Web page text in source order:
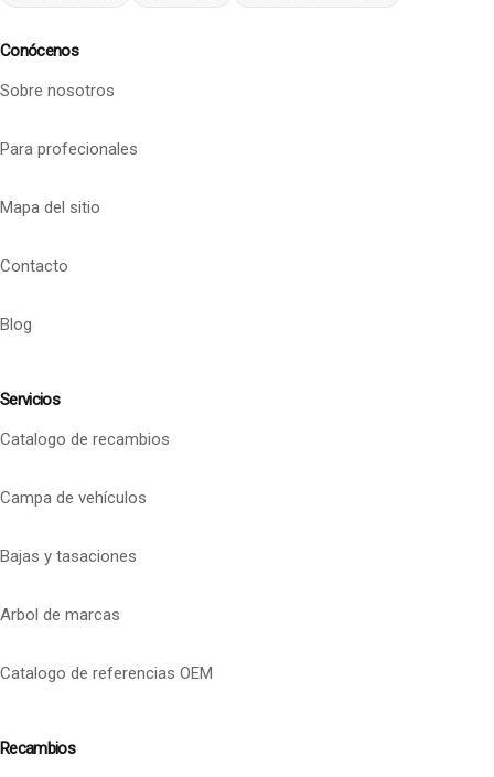
Conócenos
Sobre nosotros
Para profecionales
Mapa del sitio
Contacto
Blog
Servicios
Catalogo de recambios
Campa de vehículos
Bajas y tasaciones
Arbol de marcas
Catalogo de referencias OEM
Recambios